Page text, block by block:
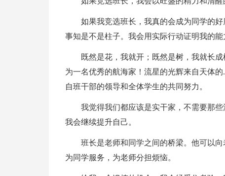
如果我竞选班长，我真的会成为同学的
事知是不是柱子。我会用实际行动证明我的能
既然是花，我就开；既然是树，我就长
为一名优秀的航海家！流星的光辉来自天体
自班干部的领导和全体学生的共同努力。
我觉得我们都应该是实干家，不需要那
我会继续提升自己。
班长是老师和同学之间的桥梁。他可以
为同学服务，为老师分担烦恼。